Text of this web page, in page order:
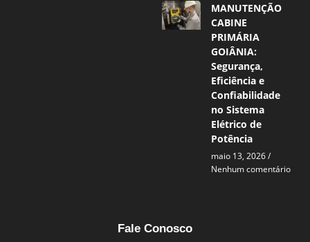
MANUTENÇÃO
CABINE
PRIMÁRIA
GOIÂNIA:
Segurança,
Eficiência e
Confiabilidade
no Sistema
Elétrico de
Potência
maio 13, 2026
Nenhum comentário
Fale Conosco